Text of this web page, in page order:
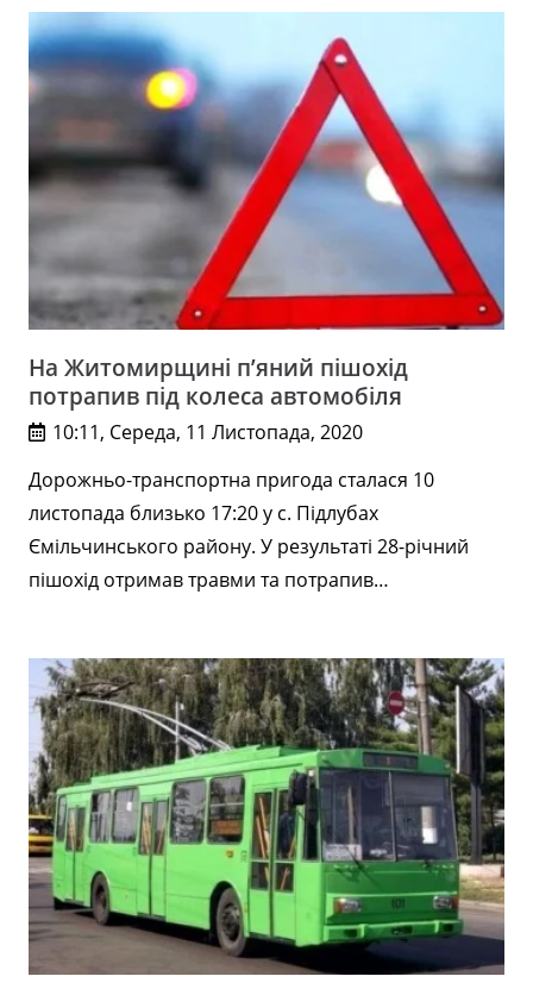
На Житомирщині п’яний пішохід
потрапив під колеса автомобіля
10:11, Середа, 11 Листопада, 2020
Дорожньо-транспортна пригода сталася 10
листопада близько 17:20 у с. Підлубах
Ємільчинського району. У результаті 28-річний
пішохід отримав травми та потрапив…